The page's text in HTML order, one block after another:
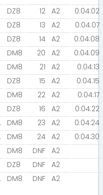
DZ8 12 A2
0:04:02
DZ8 13 A2
0:04:07
DZ8 14 A2
0:04:08
DM8 20 A2
0:04:09
DM8 21 A2
0:04:13
DZ8 15 A2
0:04:15
DM8 22 A2
0:04:17
DZ8 16 A2
0:04:22
DM8 23 A2
0:04:24
DM8 24 A2
0:04:30
DM8 DNF A2
DZ8 DNF A2
CZ] DM8 DNF A2